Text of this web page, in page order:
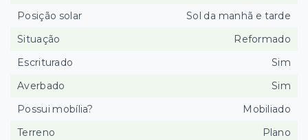
Posição solar
Sol da manhã e tarde
Situação
Reformado
Escriturado
Sim
Averbado
Sim
Possui mobília?
Mobiliado
Terreno
Plano